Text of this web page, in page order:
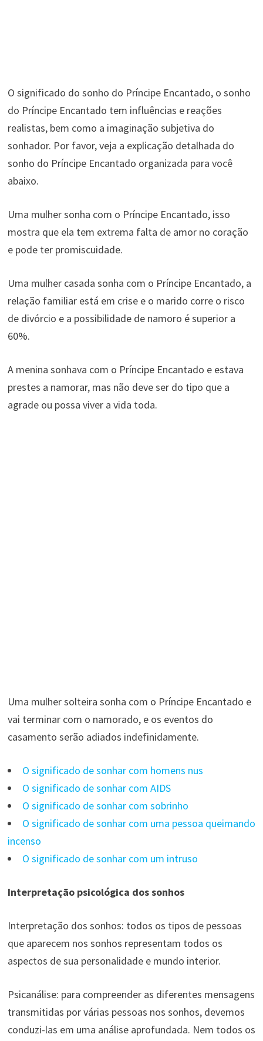
O significado do sonho do Príncipe Encantado, o sonho
do Príncipe Encantado tem influências e reações
realistas, bem como a imaginação subjetiva do
sonhador. Por favor, veja a explicação detalhada do
sonho do Príncipe Encantado organizada para você
abaixo.
Uma mulher sonha com o Príncipe Encantado, isso
mostra que ela tem extrema falta de amor no coração
e pode ter promiscuidade.
Uma mulher casada sonha com o Príncipe Encantado, a
relação familiar está em crise e o marido corre o risco
de divórcio e a possibilidade de namoro é superior a
60%.
A menina sonhava com o Príncipe Encantado e estava
prestes a namorar, mas não deve ser do tipo que a
agrade ou possa viver a vida toda.
Uma mulher solteira sonha com o Príncipe Encantado e
vai terminar com o namorado, e os eventos do
casamento serão adiados indefinidamente.
O significado de sonhar com homens nus
O significado de sonhar com AIDS
O significado de sonhar com sobrinho
O significado de sonhar com uma pessoa queimando
incenso
O significado de sonhar com um intruso
Interpretação psicológica dos sonhos
Interpretação dos sonhos: todos os tipos de pessoas
que aparecem nos sonhos representam todos os
aspectos de sua personalidade e mundo interior.
Psicanálise: para compreender as diferentes mensagens
transmitidas por várias pessoas nos sonhos, devemos
conduzi-las em uma análise aprofundada. Nem todos os